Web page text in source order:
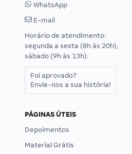
WhatsApp
E-mail
Horário de atendimento:
segunda a sexta (8h às 20h),
sábado (9h às 13h).
Foi aprovado?
Envie-nos a sua história!
PÁGINAS ÚTEIS
Depoimentos
Material Grátis